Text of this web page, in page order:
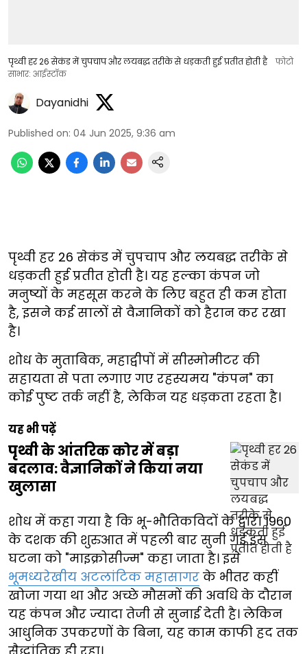
पृथ्वी हर 26 सेकंड में चुपचाप और लयबद्ध तरीके से धड़कती हुई प्रतीत होती है
फोटो
साभार: आईस्टॉक
Dayanidhi
Published on: 04 Jun 2025, 9:36 am
पृथ्वी हर 26 सेकंड में चुपचाप और लयबद्ध तरीके से
धड़कती हुई प्रतीत होती है। यह हल्का कंपन जो
मनुष्यों के महसूस करने के लिए बहुत ही कम होता
है, इसने कई सालों से वैज्ञानिकों को हैरान कर रखा
है।
शोध के मुताबिक, महाद्वीपों में सीस्मोमीटर की
सहायता से पता लगाए गए रहस्यमय "कंपन" का
कोई पुष्ट तर्क नहीं है, लेकिन यह धड़कता रहता है।
यह भी पढ़ें
पृथ्वी के आंतरिक कोर में बड़ा
बदलाव: वैज्ञानिकों ने किया नया
खुलासा
शोध में कहा गया है कि भू-भौतिकविदों के द्वारा 1960
के दशक की शुरुआत में पहली बार सुनी गई इस
घटना को "माइक्रोसीज्म" कहा जाता है। इसे
भूमध्यरेखीय अटलांटिक महासागर के भीतर कहीं
खोजा गया था और अच्छे मौसमों की अवधि के दौरान
यह कंपन और ज्यादा तेजी से सुनाई देती है। लेकिन
आधुनिक उपकरणों के बिना, यह काम काफी हद तक
सैद्धांतिक ही रहा।